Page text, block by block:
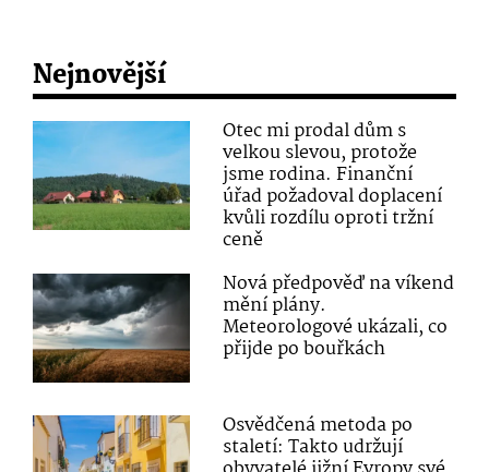
Nejnovější
Otec mi prodal dům s
velkou slevou, protože
jsme rodina. Finanční
úřad požadoval doplacení
kvůli rozdílu oproti tržní
ceně
Nová předpověď na víkend
mění plány.
Meteorologové ukázali, co
přijde po bouřkách
Osvědčená metoda po
staletí: Takto udržují